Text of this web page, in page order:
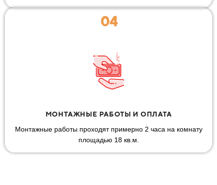
04
МОНТАЖНЫЕ РАБОТЫ И ОПЛАТА
Монтажные работы проходят примерно 2 часа на комнату
площадью 18 кв.м.